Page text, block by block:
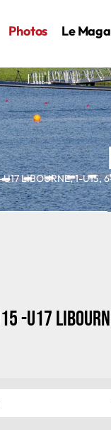
Photos Le
LIBOURNE,1-U15,
-U17